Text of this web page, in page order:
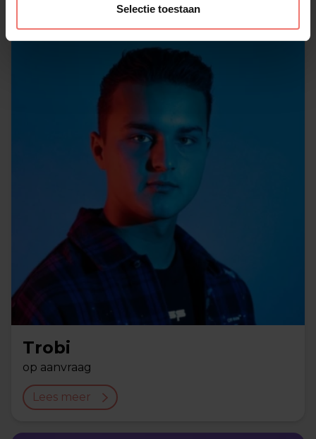
Selectie toestaan
Trobi
op aanvraag
Lees meer